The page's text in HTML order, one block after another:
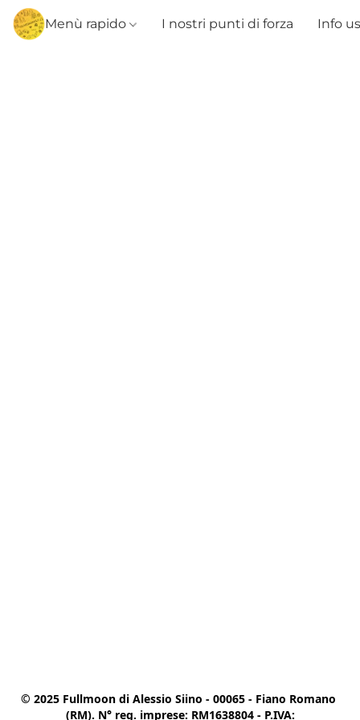
Menù rapido I nostri punti di forza Info
© 2025 Fullmoon di Alessio Siino - 00065 - Fiano Romano
(RM). N° reg. imprese: RM1638804 - P.IVA: